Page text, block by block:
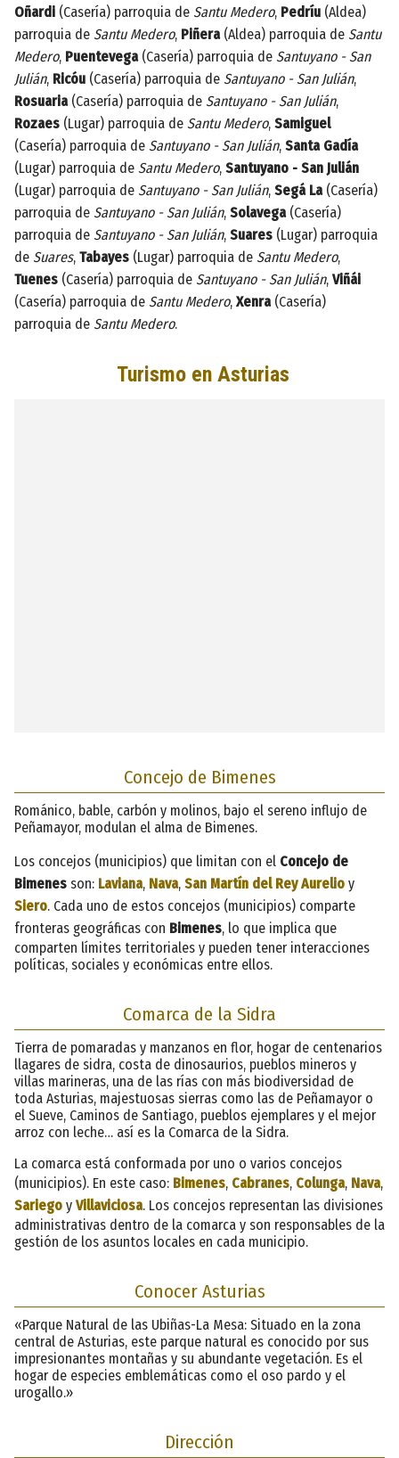
Oñardi (Casería) parroquia de Santu Medero, Pedríu (Aldea)
parroquia de Santu Medero, Piñera(Aldea) parroquia de Santu
Medero, Puentevega(Casería) parroquia de Santuyano - San
Julián, Ricóu (Casería) parroquia de Santuyano - San Julián,
Rosuaria(Casería) parroquia de Santuyano - San Julián,
Rozaes (Lugar) parroquia de Santu Medero, Samiguel
(Casería) parroquia de Santuyano - San Julián, Santa Gadía
(Lugar) parroquia de Santu Medero, Santuyano - San Julián
(Lugar) parroquia de Santuyano - San Julián, Segá La(Casería)
parroquia de Santuyano - San Julián, Solavega(Casería)
parroquia de Santuyano - San Julián, Suares (Lugar) parroquia
de Suares, Tabayes (Lugar) parroquia de Santu Medero,
Tuenes (Casería) parroquia de Santuyano - San Julián, Viñái
(Casería) parroquia de Santu Medero, Xenra(Casería)
parroquia de Santu Medero.
Concejo de Bimenes
Románico, bable, carbón y molinos, bajo el sereno influjo de
Peñamayor, modulan el alma de Bimenes.
Los concejos (municipios) que limitan con el Concejo de
Bimenes son: Laviana, Nava, San Martín del Rey Aurelio y
Siero. Cada uno de estos concejos (municipios) comparte
fronteras geográficas con Bimenes, lo que implica que
comparten límites territoriales y pueden tener interacciones
políticas, sociales y económicas entre ellos.
Comarca de la Sidra
Tierra de pomaradas y manzanos en flor, hogar de centenarios
llagares de sidra, costa de dinosaurios, pueblos mineros y
villas marineras, una de las rías con más biodiversidad de
toda Asturias, majestuosas sierras como las de Peñamayor o
el Sueve, Caminos de Santiago, pueblos ejemplares y el mejor
arroz con leche… así es la Comarca de la Sidra.
La comarca está conformada por uno o varios concejos
(municipios). En este caso: Bimenes, Cabranes, Colunga, Nava,
Sariego y Villaviciosa. Los concejos representan las divisiones
administrativas dentro de la comarca y son responsables de la
gestión de los asuntos locales en cada municipio.
Conocer Asturias
«Parque Natural de las Ubiñas-La Mesa: Situado en la zona
central de Asturias, este parque natural es conocido por sus
impresionantes montañas y su abundante vegetación. Es el
hogar de especies emblemáticas como el oso pardo y el
urogallo.»
Dirección